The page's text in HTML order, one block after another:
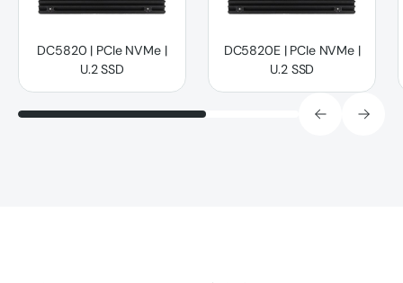
DC5820 | PCIe NVMe |
U.2 SSD
DC5820E | PCIe NVMe |
U.2 SSD